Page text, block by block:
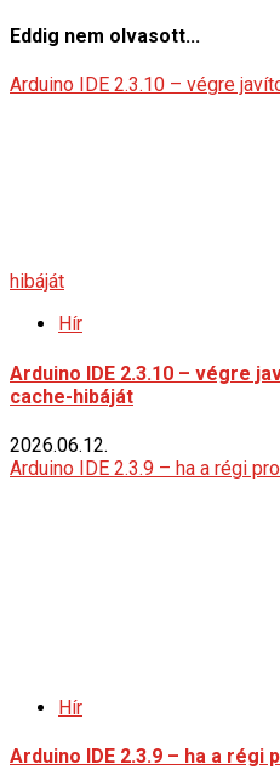
Eddig nem olvasott...
Arduino IDE 2.3.10 – végre
hibáját
Hír
Arduino IDE 2.3.10 – végre
cache-hibáját
2026.06.12.
Arduino IDE 2.3.9 – ha a régi
Hír
Arduino IDE 2.3.9 – ha a